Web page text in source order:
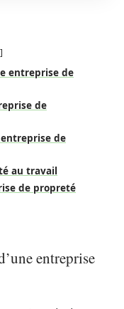
entreprise de
de
de
au travail
de propreté
entreprise